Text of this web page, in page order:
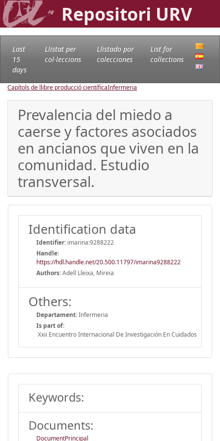
Repositori URV
Last
15
days
Llistat per
col·leccions
Llistado por
colecciones
List for
collections
Capítols de llibre producció científicaInfermeria
Prevalencia del miedo a
caerse y factores asociados
en ancianos que viven en la
comunidad. Estudio
transversal.
Identification data
Identifier: imarina:9288222
Handle:
https://hdl.handle.net/20.500.11797/imarina9288222
Authors:Adell Lleixa, Mireia
Others:
Departament:Infermeria
Is part of:
Xxii Encuentro Internacional De Investigación En Cuidados
Keywords:
Documents:
DocumentPrincipal